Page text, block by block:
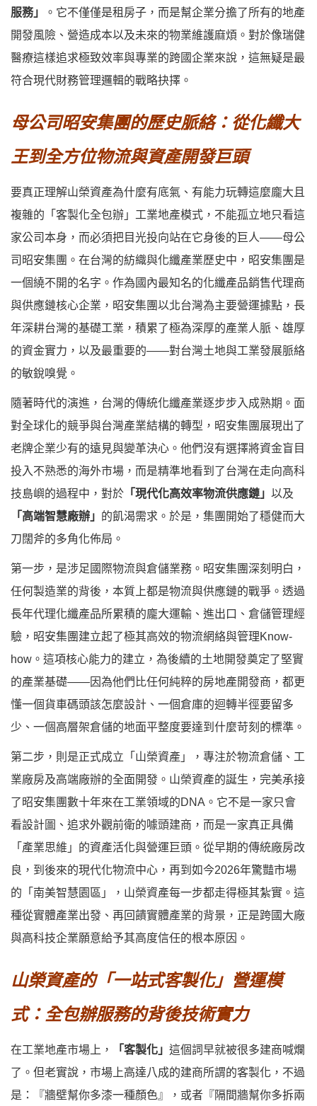
服務」
。它不僅僅是租房子，而是幫企業分擔了所有的地產
開發風險、營造成本以及未來的物業維護麻煩。對於像瑞健
醫療這樣追求極致效率與專業的跨國企業來說，這無疑是最
符合現代財務管理邏輯的戰略抉擇。
母公司昭安集團的歷史脈絡：從化纖大
王到全方位物流與資產開發巨頭
要真正理解山榮資產為什麼有底氣、有能力玩轉這麼龐大且
複雜的「客製化全包辦」工業地產模式，不能孤立地只看這
家公司本身，而必須把目光投向站在它身後的巨人——母公
司 昭安集團 。在台灣的紡織與化纖產業歷史中，昭安集團是
一個繞不開的名字。作為國內最知名的化纖產品銷售代理商
與供應鏈核心企業，昭安集團以北台灣為主要營運據點，長
年深耕台灣的基礎工業，積累了極為深厚的產業人脈、雄厚
的資金實力，以及最重要的——對台灣土地與工業發展脈絡
的敏銳嗅覺。
隨著時代的演進，台灣的傳統化纖產業逐步步入成熟期。面
對全球化的競爭與台灣產業結構的轉型，昭安集團展現出了
老牌企業少有的遠見與變革決心。他們沒有選擇將資金盲目
投入不熟悉的海外市場，而是精準地看到了台灣在走向高科
技島嶼的過程中，對於 「現代化高效率物流供應鏈」 以及
「高端智慧廠辦」 的飢渴需求。於是，集團開始了穩健而大
刀闊斧的多角化佈局。
第一步，是涉足國際物流與倉儲業務。昭安集團深刻明白，
任何製造業的背後，本質上都是物流與供應鏈的戰爭。透過
長年代理化纖產品所累積的龐大運輸、進出口、倉儲管理經
驗，昭安集團建立起了極其高效的物流網絡與管理Know-
how。這項核心能力的建立，為後續的土地開發奠定了堅實
的產業基礎——因為他們比任何純粹的房地產開發商，都更
懂一個貨車碼頭該怎麼設計、一個倉庫的迴轉半徑要留多
少、一個高層架倉儲的地面平整度要達到什麼苛刻的標準。
第二步，則是正式成立「山榮資產」，專注於物流倉儲、工
業廠房及高端廠辦的全面開發。山榮資產的誕生，完美承接
了昭安集團數十年來在工業領域的DNA。它不是一家只會
看設計圖、追求外觀前衛的噱頭建商，而是一家真正具備
「產業思維」的資產活化與營運巨頭。從早期的傳統廠房改
良，到後來的現代化物流中心，再到如今2026年驚豔市場
的「南美智慧園區」，山榮資產每一步都走得極其紮實。這
種從實體產業出發、再回饋實體產業的背景，正是跨國大廠
與高科技企業願意給予其高度信任的根本原因。
山榮資產的「一站式客製化」營運模
式：全包辦服務的背後技術實力
在工業地產市場上， 「客製化」 這個詞早就被很多建商喊爛
了。但老實說，市場上高達八成的建商所謂的客製化，不過
是：『牆壁幫你多漆一種顏色』，或者『隔間牆幫你多拆兩